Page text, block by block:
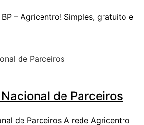
– Agricentro! Simples, gratuito e
Nacional de Parceiros
de Parceiros A rede Agricentro